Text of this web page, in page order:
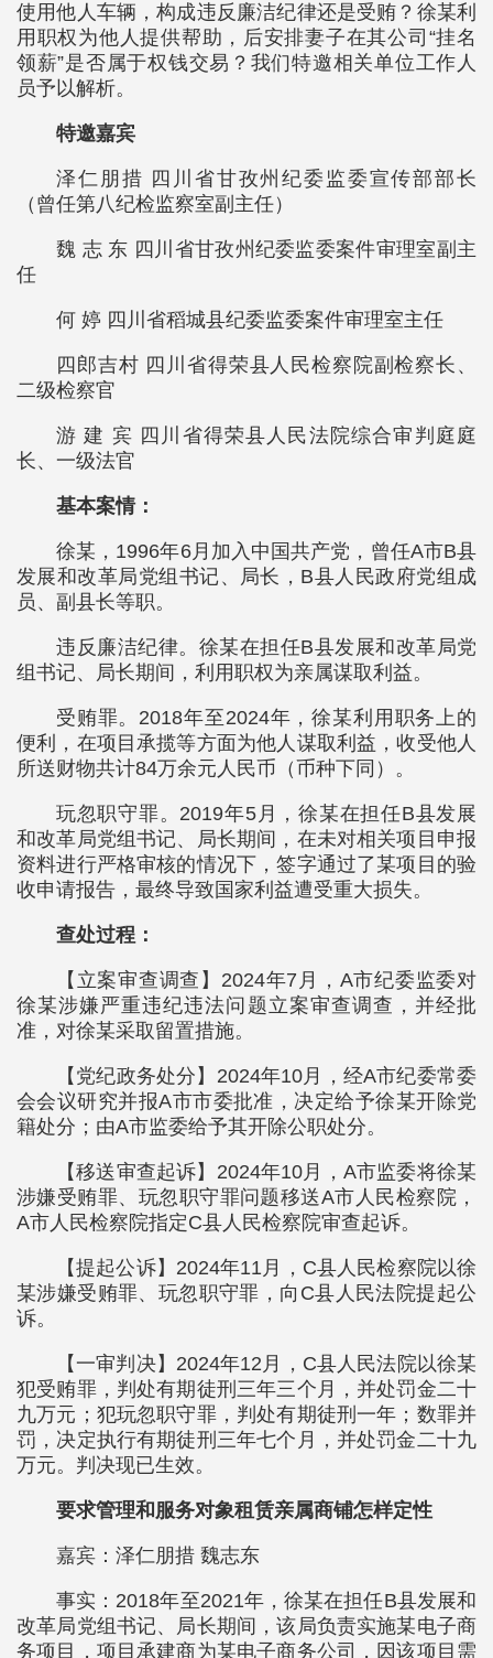
使用他人车辆，构成违反廉洁纪律还是受贿？徐某利
用职权为他人提供帮助，后安排妻子在其公司“挂名
领薪”是否属于权钱交易？我们特邀相关单位工作人
员予以解析。
特邀嘉宾
泽仁朋措 四川省甘孜州纪委监委宣传部部长
（曾任第八纪检监察室副主任）
魏 志 东 四川省甘孜州纪委监委案件审理室副主
任
何 婷 四川省稻城县纪委监委案件审理室主任
四郎吉村 四川省得荣县人民检察院副检察长、
二级检察官
游 建 宾 四川省得荣县人民法院综合审判庭庭
长、一级法官
基本案情：
徐某，1996年6月加入中国共产党，曾任A市B县
发展和改革局党组书记、局长，B县人民政府党组成
员、副县长等职。
违反廉洁纪律。徐某在担任B县发展和改革局党
组书记、局长期间，利用职权为亲属谋取利益。
受贿罪。2018年至2024年，徐某利用职务上的
便利，在项目承揽等方面为他人谋取利益，收受他人
所送财物共计84万余元人民币（币种下同）。
玩忽职守罪。2019年5月，徐某在担任B县发展
和改革局党组书记、局长期间，在未对相关项目申报
资料进行严格审核的情况下，签字通过了某项目的验
收申请报告，最终导致国家利益遭受重大损失。
查处过程：
【立案审查调查】2024年7月，A市纪委监委对
徐某涉嫌严重违纪违法问题立案审查调查，并经批
准，对徐某采取留置措施。
【党纪政务处分】2024年10月，经A市纪委常委
会会议研究并报A市市委批准，决定给予徐某开除党
籍处分；由A市监委给予其开除公职处分。
【移送审查起诉】2024年10月，A市监委将徐某
涉嫌受贿罪、玩忽职守罪问题移送A市人民检察院，
A市人民检察院指定C县人民检察院审查起诉。
【提起公诉】2024年11月，C县人民检察院以徐
某涉嫌受贿罪、玩忽职守罪，向C县人民法院提起公
诉。
【一审判决】2024年12月，C县人民法院以徐某
犯受贿罪，判处有期徒刑三年三个月，并处罚金二十
九万元；犯玩忽职守罪，判处有期徒刑一年；数罪并
罚，决定执行有期徒刑三年七个月，并处罚金二十九
万元。判决现已生效。
要求管理和服务对象租赁亲属商铺怎样定性
嘉宾：泽仁朋措 魏志东
事实：2018年至2021年，徐某在担任B县发展和
改革局党组书记、局长期间，该局负责实施某电子商
务项目，项目承建商为某电子商务公司，因该项目需